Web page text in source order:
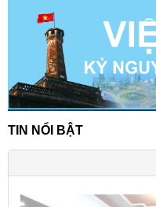
TIN NỔI BẬT